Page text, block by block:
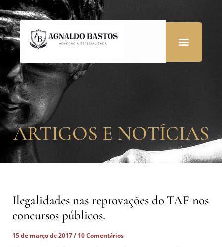
ARTIGOS E NOTÍCIAS
Ilegalidades nas reprovações do TAF nos
concursos públicos.
15 de março de 2017
10 Comentários